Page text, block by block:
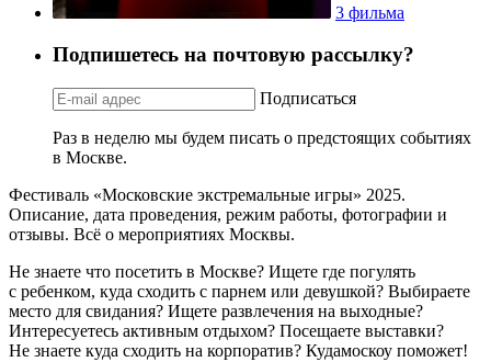
3 фильма
Подпишетесь на почтовую рассылку?
Подписаться
Раз в неделю мы будем писать о предстоящих событиях
в Москве.
Фестиваль «Московские экстремальные игры» 2025.
Описание, дата проведения, режим работы, фотографии и
отзывы. Всё о мероприятиях Москвы.
Не знаете что посетить в Москве? Ищете где погулять
с ребенком, куда сходить с парнем или девушкой? Выбираете
место для свидания? Ищете развлечения на выходные?
Интересуетесь активным отдыхом? Посещаете выставки?
Не знаете куда сходить на корпоратив? Кудамоскоу поможет!